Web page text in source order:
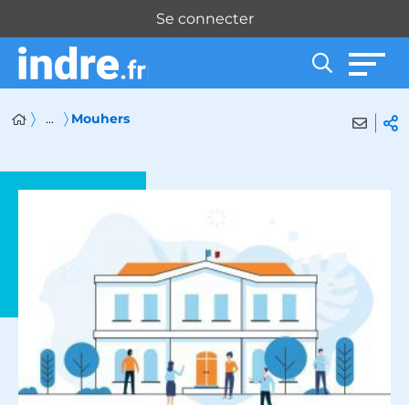
Panneau de gestion des cookies
Se connecter
... Mouhers